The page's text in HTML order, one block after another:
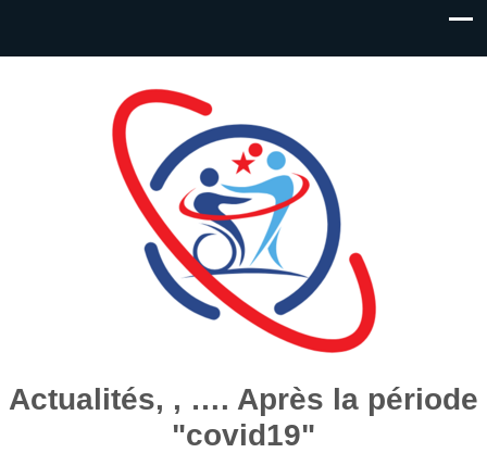
Actualités, , …. Après la période
"covid19"